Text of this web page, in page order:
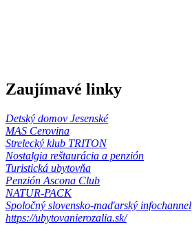
Zaujímavé linky
Detský domov Jesenské
MAS Cerovina
Strelecký klub TRITON
Nostalgia reštaurácia a penzión
Turistická ubytovňa
Penzión Ascona Club
NATUR-PACK
Spoločný slovensko-maďarský infochannel
https://ubytovanierozalia.sk/